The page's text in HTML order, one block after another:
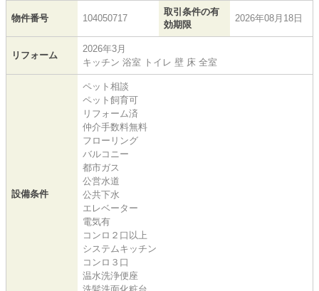
物件番号 104050717
取引条件の有
効期限
2026年08月18日
リフォーム
2026年3月
キッチン 浴室 トイレ 壁 床 全室
設備条件
ペット相談
ペット飼育可
リフォーム済
仲介手数料無料
フローリング
バルコニー
都市ガス
公営水道
公共下水
エレベーター
電気有
コンロ２口以上
システムキッチン
コンロ３口
温水洗浄便座